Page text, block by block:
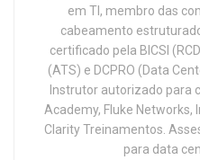
em TI, membro das
cabeamento
certificado pela BICSI
(ATS) e DCPRO (Data
Instrutor autorizado para
Academy, Fluke Networks,
Clarity Treinamentos.
para data